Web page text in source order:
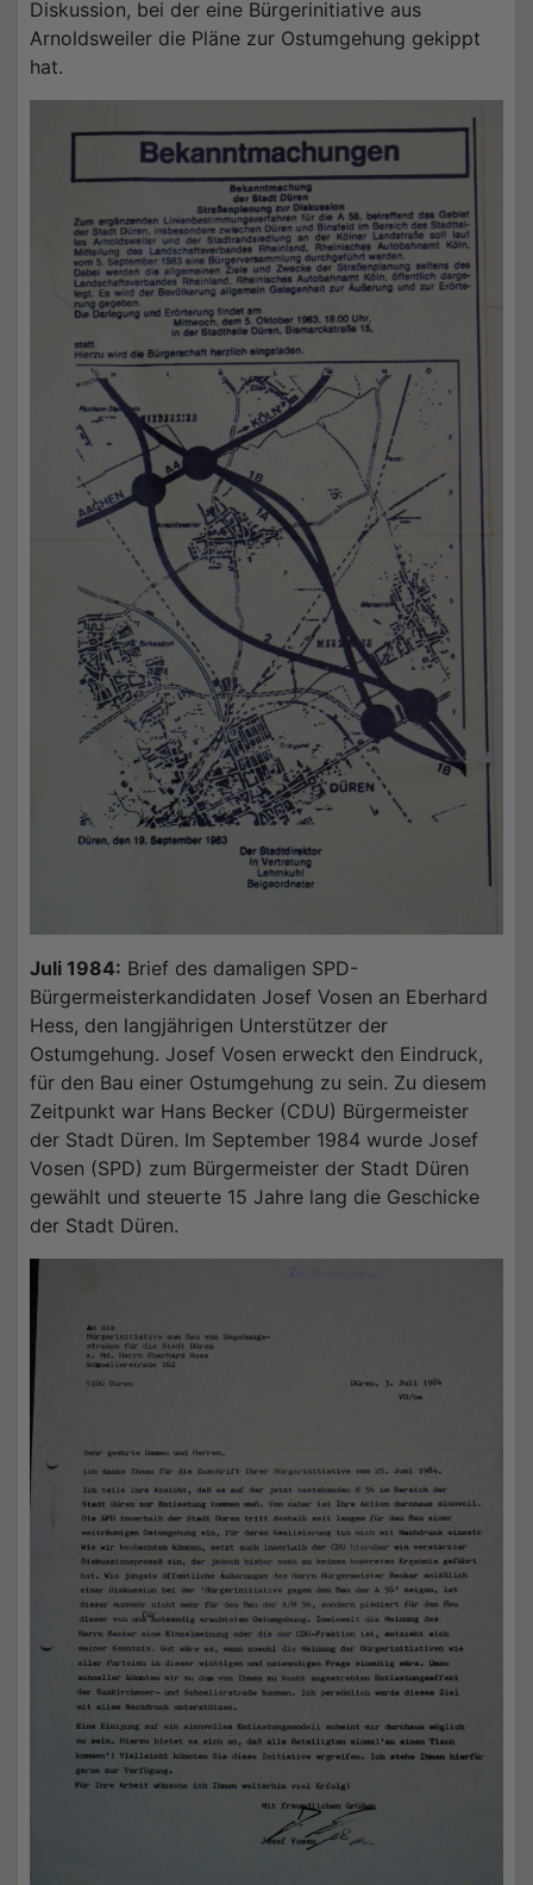
Diskussion, bei der eine Bürgerinitiative aus
Arnoldsweiler die Pläne zur Ostumgehung gekippt
hat.
Juli 1984: Brief des damaligen SPD-
Bürgermeisterkandidaten Josef Vosen an Eberhard
Hess, den langjährigen Unterstützer der
Ostumgehung. Josef Vosen erweckt den Eindruck,
für den Bau einer Ostumgehung zu sein. Zu diesem
Zeitpunkt war Hans Becker (CDU) Bürgermeister
der Stadt Düren. Im September 1984 wurde Josef
Vosen (SPD) zum Bürgermeister der Stadt Düren
gewählt und steuerte 15 Jahre lang die Geschicke
der Stadt Düren.